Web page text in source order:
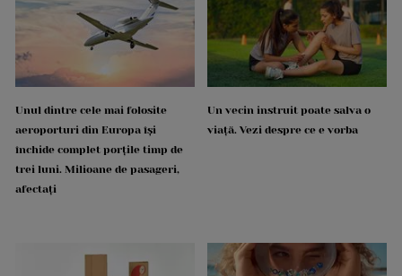
Unul dintre cele mai folosite
aeroporturi din Europa își
închide complet porțile timp de
trei luni. Milioane de pasageri,
afectați
Un vecin instruit poate salva o
viață. Vezi despre ce e vorba